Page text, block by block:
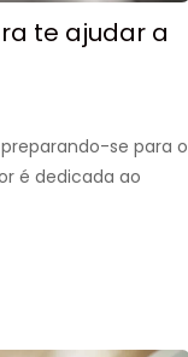
te ajudar a
se para o
é dedicada ao